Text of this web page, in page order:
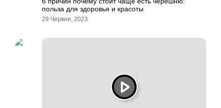
польза для здоровья и красоты
29 Червня, 2023